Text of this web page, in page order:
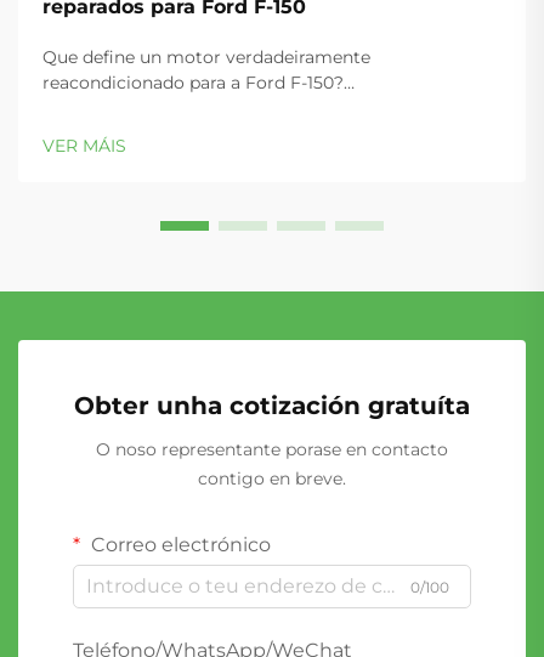
reparados para Ford F-150
Que define un motor verdadeiramente
reacondicionado para a Ford F-150?
(OEM): reacondicionamento preciso segundo as
especificacións de enxeñaría de Ford. Un motor
proceso sistemático de rest...
VER MÁIS
Obter unha cotización gratuíta
O noso representante porase en contacto
contigo en breve.
Correo electrónico
0/100
Teléfono/WhatsApp/WeChat